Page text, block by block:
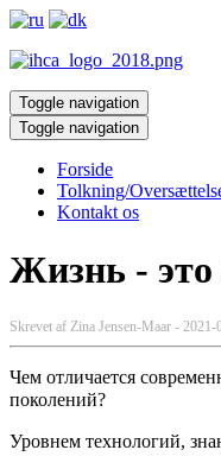
Toggle navigation
Toggle navigation
Forside
Tolkning/
Kontakt os
Жизнь -
Skrevet af Zina Jensen-Maar - 2021-
Чем отличается
поколений? ⠀
Уровнем технологий,